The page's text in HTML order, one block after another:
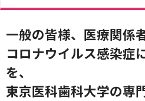
一般の皆様、医療関係
コロナウイルス感染症
を、
東京医科歯科大学の専